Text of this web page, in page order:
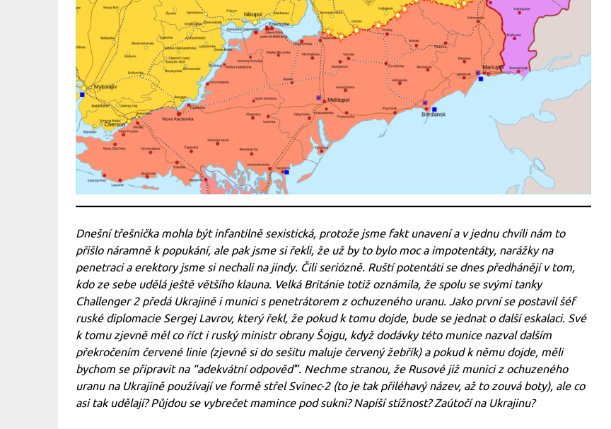
Dnešní třešnička mohla být infantilně sexistická, protože jsme fakt unavení a v jednu chvíli nám to
přišlo náramně k popukání, ale pak jsme si řekli, že už by to bylo moc a impotentáty, narážky na
penetraci a erektory jsme si nechali na jindy. Čili seriózně. Ruští potentáti se dnes předhánějí v tom,
kdo ze sebe udělá ještě většího klauna. Velká Británie totiž oznámila, že spolu se svými tanky
Challenger 2 předá Ukrajině i munici s penetrátorem z ochuzeného uranu. Jako první se postavil šéf
ruské diplomacie Sergej Lavrov, který řekl, že pokud k tomu dojde, bude se jednat o další eskalaci. Své
k tomu zjevně měl co říct i ruský ministr obrany Šojgu, když dodávky této munice nazval dalším
překročením červené linie (zjevně si do sešitu maluje červený žebřík) a pokud k němu dojde, měli
bychom se připravit na “adekvátní odpověď”. Nechme stranou, že Rusové již munici z ochuzeného
uranu na Ukrajině používají ve formě střel Svinec-2 (to je tak přiléhavý název, až to zouvá boty), ale co
asi tak udělají? Půjdou se vybrečet mamince pod sukni? Napíší stížnost? Zaútočí na Ukrajinu?